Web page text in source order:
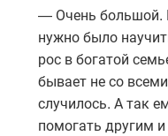
— Очень большой.
нужно было
рос в богатой
бывает не со
случилось. А так
помогать другим